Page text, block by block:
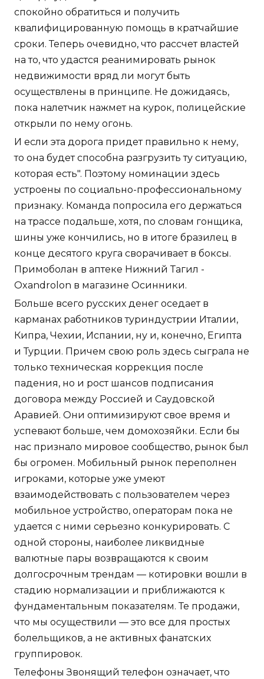
спокойно обратиться и получить
квалифицированную помощь в кратчайшие
сроки. Теперь очевидно, что рассчет властей
на то, что удастся реанимировать рынок
недвижимости вряд ли могут быть
осуществлены в принципе. Не дожидаясь,
пока налетчик нажмет на курок, полицейские
открыли по нему огонь.
И если эта дорога придет правильно к нему,
то она будет способна разгрузить ту ситуацию,
которая есть". Поэтому номинации здесь
устроены по социально-профессиональному
признаку. Команда попросила его держаться
на трассе подальше, хотя, по словам гонщика,
шины уже кончились, но в итоге бразилец в
конце десятого круга сворачивает в боксы.
Примоболан в аптеке Нижний Тагил -
Oxandrolon в магазине Осинники.
Больше всего русских денег оседает в
карманах работников туриндустрии Италии,
Кипра, Чехии, Испании, ну и, конечно, Египта
и Турции. Причем свою роль здесь сыграла не
только техническая коррекция после
падения, но и рост шансов подписания
договора между Россией и Саудовской
Аравией. Они оптимизируют свое время и
успевают больше, чем домохозяйки. Если бы
нас признало мировое сообщество, рынок был
бы огромен. Мобильный рынок переполнен
игроками, которые уже умеют
взаимодействовать с пользователем через
мобильное устройство, операторам пока не
удается с ними серьезно конкурировать. С
одной стороны, наиболее ликвидные
валютные пары возвращаются к своим
долгосрочным трендам — котировки вошли в
стадию нормализации и приближаются к
фундаментальным показателям. Те продажи,
что мы осуществили — это все для простых
болельщиков, а не активных фанатских
группировок.
Телефоны Звонящий телефон означает, что